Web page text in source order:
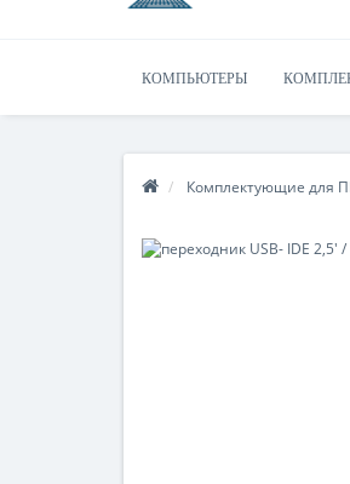
КОМПЬЮТЕРЫ
Комплектующие для